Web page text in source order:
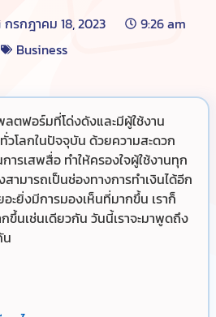
กรกฎาคม 18, 2023
9:26 am
Business
ตฟอร์มที่โด่งดังและมีผู้ใช้งาน
โลกในปัจจุบัน ด้วยความสะดวก
ารเสพสื่อ ทำให้ครองใจผู้ใช้งานทุก
มารถเป็นช่องทางการทำเงินได้อีก
ยิ่งมีการมองเห็นที่มากขึ้น เราก็
ขึ้นเช่นเดียวกัน วันนี้เราจะมาพูดถึง